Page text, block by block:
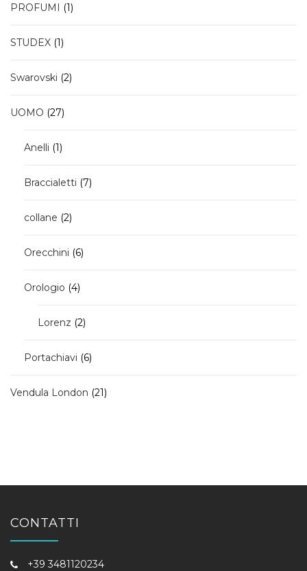
PROFUMI
11
STUDEX 11
Swarovski 22
UOMO 2727
Anelli 11
Braccialetti 77
collane 22
Orecchini
66
Orologio 44
Lorenz 22
Portachiavi
66
Vendula London 2121
CONTATTI
+39 3481120234